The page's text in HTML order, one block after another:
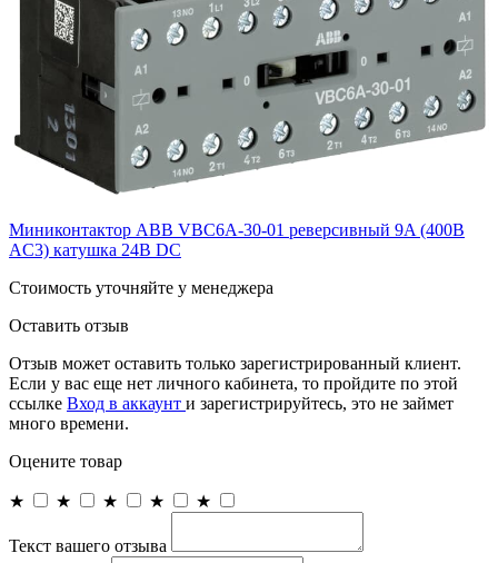
Миниконтактор ABB VBC6A-30-01 реверсивный 9A (400В
AC3) катушка 24B DC
Cтоимость уточняйте у менеджера
Оставить отзыв
Отзыв может оставить только зарегистрированный клиент.
Если у вас еще нет личного кабинета, то пройдите по этой
ссылке Вход в аккаунт и зарегистрируйтесь, это не займет
много времени.
Оцените товар
★ ★ ★ ★ ★
Текст вашего отзыва